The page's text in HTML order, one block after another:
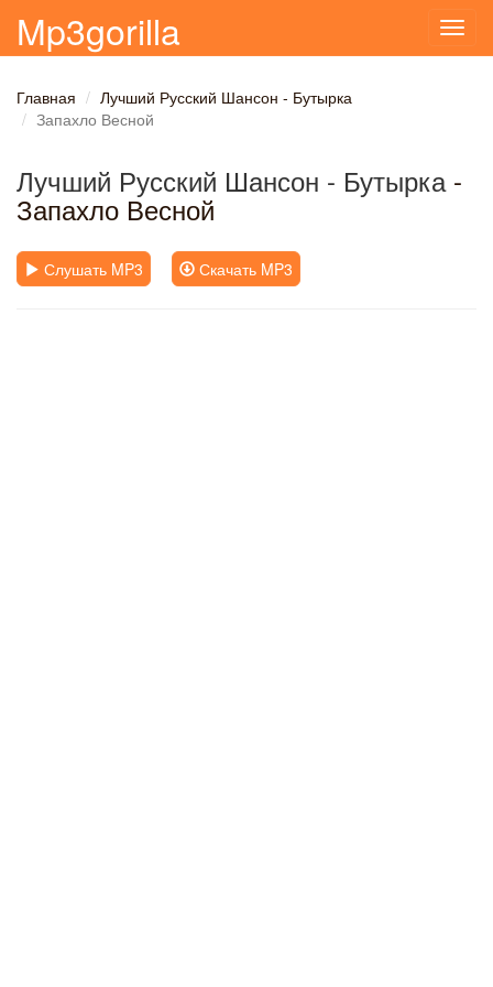
Mp3gorilla
Главная
Лучший Русский Шансон - Бутырка
Запахло Весной
Лучший Русский Шансон - Бутырка-
Запахло Весной
Слушать MP3 Скачать MP3